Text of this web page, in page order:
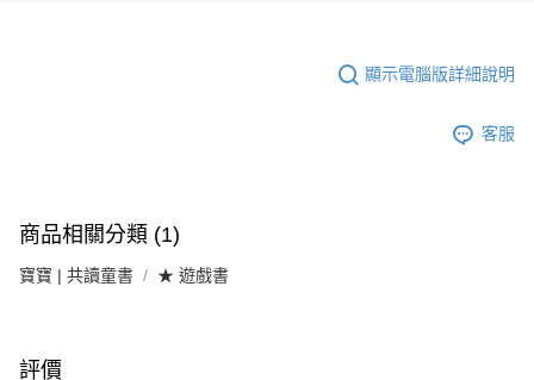
顯示電腦版詳細說明
客服
商品相關分類 (1)
寶寶 | 共讀童書 ★ 遊戲書
評價